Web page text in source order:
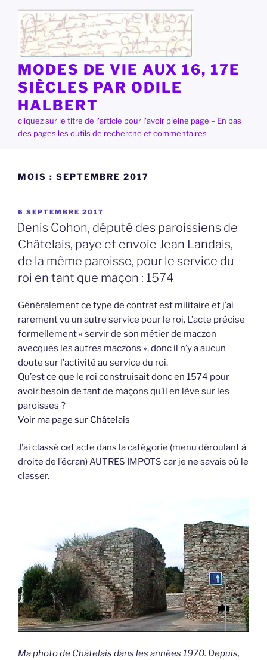
contenu
principal
MODES DE VIE AUX 16, 17E
SIÈCLES PAR ODILE
HALBERT
cliquez sur le titre de l'article pour l'avoir pleine page – En bas
des pages les outils de recherche et commentaires
MOIS : SEPTEMBRE 2017
PUBLIÉ
LE
6 SEPTEMBRE 2017
Denis Cohon, député des paroissiens de
Châtelais, paye et envoie Jean Landais,
de la même paroisse, pour le service du
roi en tant que maçon : 1574
Généralement ce type de contrat est militaire et j’ai
rarement vu un autre service pour le roi. L’acte précise
formellement « servir de son métier de maczon
avecques les autres maczons », donc il n’y a aucun
doute sur l’activité au service du roi.
Qu’est ce que le roi construisait donc en 1574 pour
avoir besoin de tant de maçons qu’il en lève sur les
paroisses ?
Voir ma page sur Châtelais
J’ai classé cet acte dans la catégorie (menu déroulant à
droite de l’écran) AUTRES IMPOTS car je ne savais où le
classer.
Ma photo de Châtelais dans les années 1970. Depuis,